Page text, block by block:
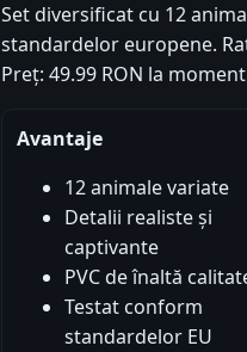
Set diversificat cu 12
standardelor europene.
Preț: 49.99 RON la
Avantaje
12 animale variate
Detalii realiste și
captivante
PVC de înaltă
Testat conform
standardelor EU